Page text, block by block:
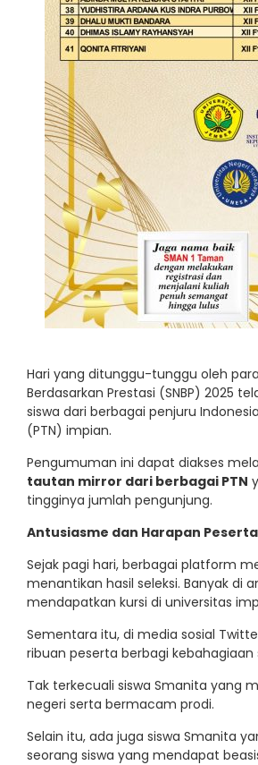
Hari yang ditunggu-tunggu oleh
Berdasarkan Prestasi (SNBP) 2025
siswa dari berbagai penjuru
(PTN) impian.
Pengumuman ini dapat diakses
tautan mirror dari berbagai PTN
tingginya jumlah pengunjung.
Antusiasme dan Harapan Peserta
Sejak pagi hari, berbagai platform
menantikan hasil seleksi. Banyak
mendapatkan kursi di universitas
Sementara itu, di media sosial
ribuan peserta berbagi
Tak terkecuali siswa Smanita yang
negeri serta bermacam prodi.
Selain itu, ada juga siswa Smanita
seorang siswa yang mendapat